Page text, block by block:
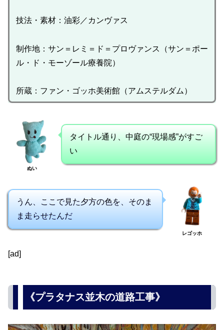
技法・素材：油彩／カンヴァス
制作地：サン＝レミ＝ド＝プロヴァンス（サン＝ポー
ル・ド・モーゾール療養院）
所蔵：ファン・ゴッホ美術館（アムステルダム）
ぬい
タイトル通り、中庭の“現場感”がすご
い
うん、ここで見た夕方の色を、そのま
ま走らせたんだ
レゴッホ
[ad]
《プラタナス並木の道路工事》